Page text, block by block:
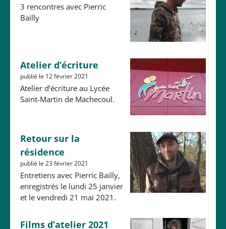
3 rencontres avec Pierric
Bailly
Atelier d’écriture
publié le 12 février 2021
Atelier d’écriture au Lycée
Saint-Martin de Machecoul.
Retour sur la
résidence
publié le 23 février 2021
Entretiens avec Pierric Bailly,
enregistrés le lundi 25 janvier
et le vendredi 21 mai 2021.
Films d’atelier 2021